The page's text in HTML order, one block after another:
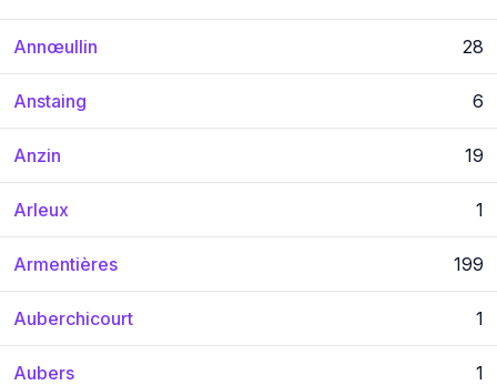
Annœullin 28
Anstaing 6
Anzin 19
Arleux 1
Armentières 199
Auberchicourt 1
Aubers 1